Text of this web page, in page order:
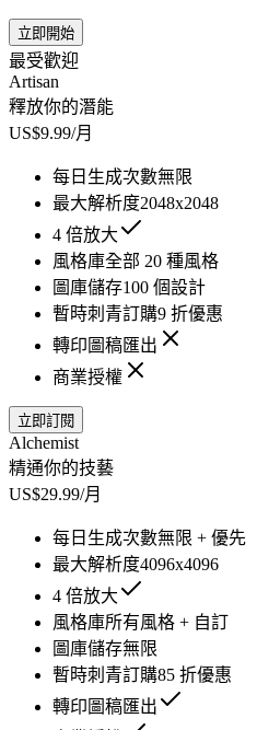
立即開始
最受歡迎
Artisan
釋放你的潛能
US$9.99/月
每日生成次數無限
最大解析度2048x2048
4 倍放大
風格庫全部 20 種風格
圖庫儲存100 個設計
暫時刺青訂購9 折優惠
轉印圖稿匯出
商業授權
立即訂閱
Alchemist
精通你的技藝
US$29.99/月
每日生成次數無限 + 優先
最大解析度4096x4096
4 倍放大
風格庫所有風格 + 自訂
圖庫儲存無限
暫時刺青訂購85 折優惠
轉印圖稿匯出